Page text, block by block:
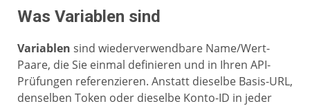
Was Variablen sind
Variablen sind wiederverwendbare Name/Wert-
Paare, die Sie einmal definieren und in Ihren API-
Prüfungen referenzieren. Anstatt dieselbe Basis-URL,
denselben Token oder dieselbe Konto-ID in jeder